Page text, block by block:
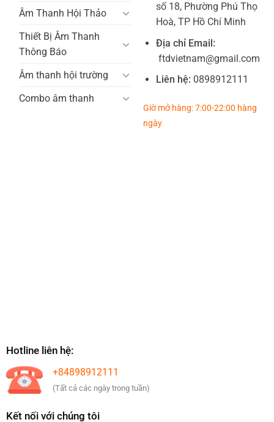
Âm Thanh Hội Thảo
Thiết Bị Âm Thanh
Thông Báo
Âm thanh hội trường
Combo âm thanh
số 18, Phường Phú Thọ
Hoà, TP Hồ Chí Minh
Địa chỉ Email:
ftdvietnam@gmail.com
Liên hệ: 0898912111
Giờ mở hàng: 7:00-22:00 hàng
ngày
Hotline liên hệ:
+84898912111
(Tất cả các ngày trong tuần)
Kết nối với chúng tôi